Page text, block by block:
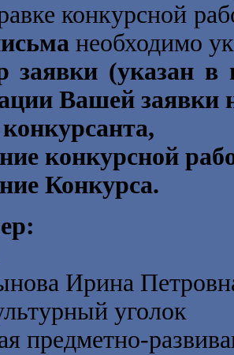
конкурсной
необходимо
заявки (указан в
Вашей заявки
конкурсной
Конкурса.
Ирина
уголок
предметно-